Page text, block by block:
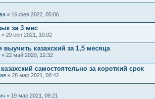
» 16 фев 2022, 05:06
за 3 мес
» 20 сен 2021, 10:02
казахский за 1,5 месяца
» 22 май 2020, 12:32
самостоятельно за короткий срок
» 28 мар 2021, 08:42
» 19 мар 2021, 09:21